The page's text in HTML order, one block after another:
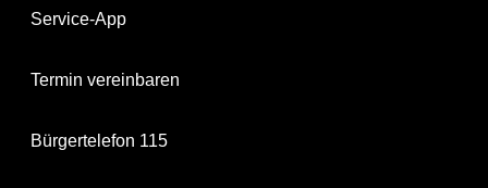
Service-App
Termin vereinbaren
Bürgertelefon 115